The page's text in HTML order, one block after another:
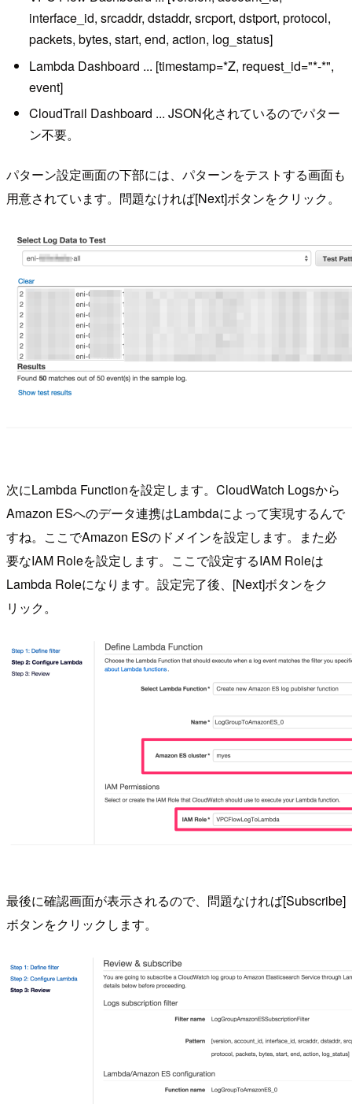
interface_id, srcaddr, dstaddr, srcport, dstport, protocol,
packets, bytes, start, end, action, log_status]
Lambda Dashboard ... [timestamp=*Z, request_id="*-*",
event]
CloudTrail Dashboard ... JSON化されているのでパター
ン不要。
パターン設定画面の下部には、パターンをテストする画面も
用意されています。問題なければ[Next]ボタンをクリック。
次にLambda Functionを設定します。CloudWatch Logsから
Amazon ESへのデータ連携はLambdaによって実現するんで
すね。ここでAmazon ESのドメインを設定します。また必
要なIAM Roleを設定します。ここで設定するIAM Roleは
Lambda Roleになります。設定完了後、[Next]ボタンをク
リック。
最後に確認画面が表示されるので、問題なければ[Subscribe]
ボタンをクリックします。